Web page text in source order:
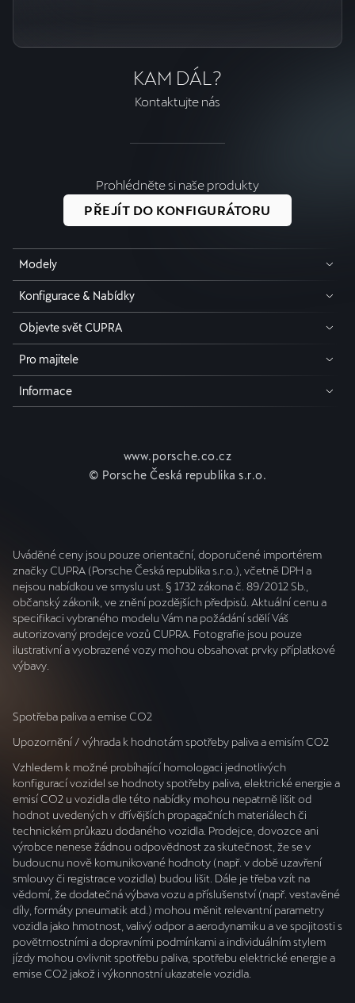
KAM DÁL?
Kontaktujte nás
Prohlédněte si naše produkty
PŘEJÍT DO KONFIGURÁTORU
Modely
Konfigurace & Nabídky
Objevte svět CUPRA
Pro majitele
Informace
www.porsche.co.cz
© Porsche Česká republika s.r.o.
Uváděné ceny jsou pouze orientační, doporučené importérem
značky CUPRA (Porsche Česká republika s.r.o.), včetně DPH a
nejsou nabídkou ve smyslu ust. § 1732 zákona č. 89/2012 Sb.,
občanský zákoník, ve znění pozdějších předpisů. Aktuální cenu a
specifikaci vybraného modelu Vám na požádání sdělí Váš
autorizovaný prodejce vozů CUPRA. Fotografie jsou pouze
ilustrativní a vyobrazené vozy mohou obsahovat prvky příplatkové
výbavy.
Spotřeba paliva a emise CO2
Upozornění / výhrada k hodnotám spotřeby paliva a emisím CO2
Vzhledem k možné probíhající homologaci jednotlivých
konfigurací vozidel se hodnoty spotřeby paliva, elektrické energie a
emisí CO2 u vozidla dle této nabídky mohou nepatrně lišit od
hodnot uvedených v dřívějších propagačních materiálech či
technickém průkazu dodaného vozidla. Prodejce, dovozce ani
výrobce nenese žádnou odpovědnost za skutečnost, že se v
budoucnu nově komunikované hodnoty (např. v době uzavření
smlouvy či registrace vozidla) budou lišit. Dále je třeba vzít na
vědomí, že dodatečná výbava vozu a příslušenství (např. vestavěné
díly, formáty pneumatik atd.) mohou měnit relevantní parametry
vozidla jako hmotnost, valivý odpor a aerodynamiku a ve spojitosti s
povětrnostními a dopravními podmínkami a individuálním stylem
jízdy mohou ovlivnit spotřebu paliva, spotřebu elektrické energie a
emise CO2 jakož i výkonnostní ukazatele vozidla.